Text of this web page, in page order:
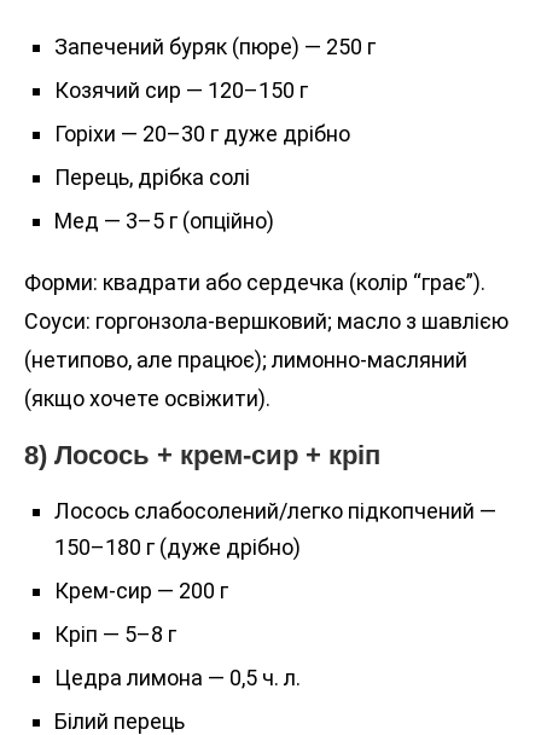
Запечений буряк (пюре) — 250 г
Козячий сир — 120–150 г
Горіхи — 20–30 г дуже дрібно
Перець, дрібка солі
Мед — 3–5 г (опційно)
Форми: квадрати або сердечка (колір “грає”).
Соуси: горгонзола-вершковий; масло з шавлією
(нетипово, але працює); лимонно-масляний
(якщо хочете освіжити).
8) Лосось + крем-сир + кріп
Лосось слабосолений/легко підкопчений —
150–180 г (дуже дрібно)
Крем-сир — 200 г
Кріп — 5–8 г
Цедра лимона — 0,5 ч. л.
Білий перець